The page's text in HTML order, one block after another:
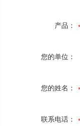
产品：
您的单位：
您的姓名：
联系电话：